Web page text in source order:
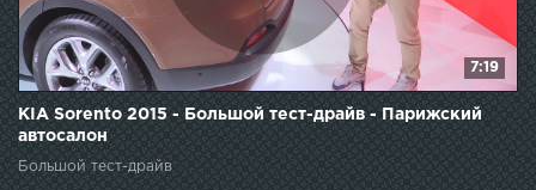
7:19
KIA Sorento 2015 - Большой тест-драйв - Парижский
автосалон
Большой тест-драйв